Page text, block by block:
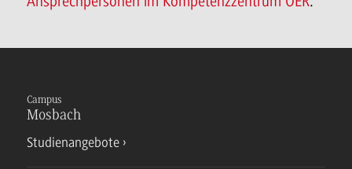
Campus
Mosbach
Studienangebote